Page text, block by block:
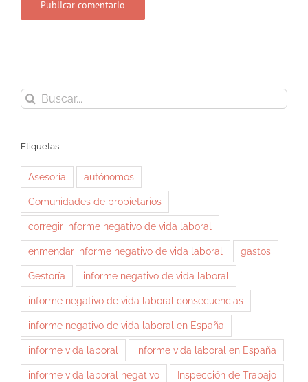
Buscar:
Etiquetas
Asesoría autónomos
Comunidades de propietarios
corregir informe negativo de vida laboral
enmendar informe negativo de vida laboral gastos
Gestoría informe negativo de vida laboral
informe negativo de vida laboral consecuencias
informe negativo de vida laboral en España
informe vida laboral informe vida laboral en España
informe vida laboral negativo Inspección de Trabajo